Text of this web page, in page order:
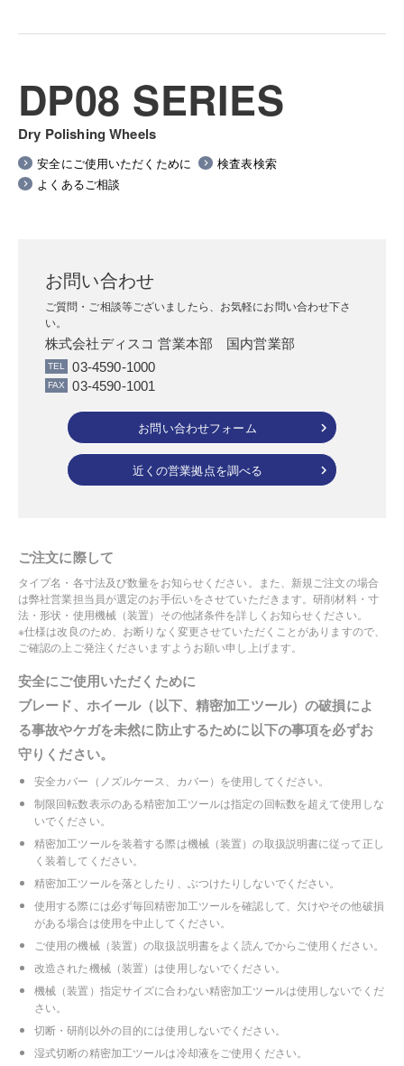
DP08 SERIES
Dry Polishing Wheels
安全にご使用いただくために
検査表検索
よくあるご相談
お問い合わせ
ご質問・ご相談等ございましたら、お気軽にお問い合わせ下さ
い。
株式会社ディスコ 営業本部 国内営業部
03-4590-1000
03-4590-1001
お問い合わせフォーム
近くの営業拠点を調べる
ご注文に際して
タイプ名・各寸法及び数量をお知らせください。また、新規ご注文の場合
は弊社営業担当員が選定のお手伝いをさせていただきます。研削材料・寸
法・形状・使用機械（装置）その他諸条件を詳しくお知らせください。
※仕様は改良のため、お断りなく変更させていただくことがありますので、
ご確認の上ご発注くださいますようお願い申し上げます。
安全にご使用いただくために
ブレード、ホイール（以下、精密加工ツール）の破損によ
る事故やケガを未然に防止するために以下の事項を必ずお
守りください。
安全カバー（ノズルケース、カバー）を使用してください。
制限回転数表示のある精密加工ツールは指定の回転数を超えて使用しな
いでください。
精密加工ツールを装着する際は機械（装置）の取扱説明書に従って正し
く装着してください。
精密加工ツールを落としたり、ぶつけたりしないでください。
使用する際には必ず毎回精密加工ツールを確認して、欠けやその他破損
がある場合は使用を中止してください。
ご使用の機械（装置）の取扱説明書をよく読んでからご使用ください。
改造された機械（装置）は使用しないでください。
機械（装置）指定サイズに合わない精密加工ツールは使用しないでくだ
さい。
切断・研削以外の目的には使用しないでください。
湿式切断の精密加工ツールは冷却液をご使用ください。